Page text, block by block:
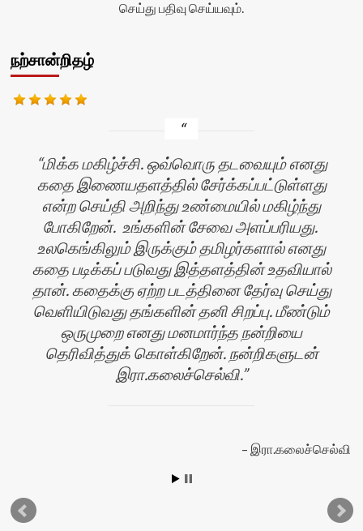
செய்து பதிவு செய்யவும்.
நற்சான்றிதழ்
மிக்க மகிழ்ச்சி. ஒவ்வொரு தடவையும் எனது
கதை இணையதளத்தில் சேர்க்கப்பட்டுள்ளது
என்ற செய்தி அறிந்து உண்மையில் மகிழ்ந்து
போகிறேன். உங்களின் சேவை அளப்பரியது.
உலகெங்கிலும் இருக்கும் தமிழர்களால் எனது
கதை படிக்கப் படுவது இத்தளத்தின் உதவியால்
தான். கதைக்கு ஏற்ற படத்தினை தேர்வு செய்து
வெளியிடுவது தங்களின் தனி சிறப்பு. மீண்டும்
ஒருமுறை எனது மனமார்ந்த நன்றியை
தெரிவித்துக் கொள்கிறேன். நன்றிகளுடன்
இரா.கலைச்செல்வி.
இரா.கலைச்செல்வி